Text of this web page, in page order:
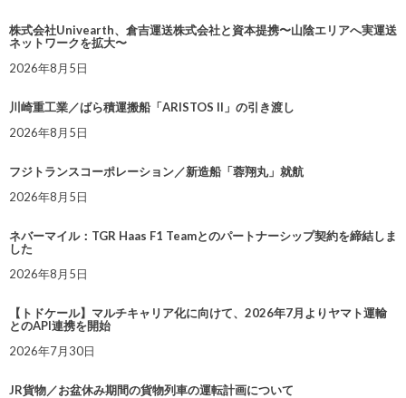
株式会社Univearth、倉吉運送株式会社と資本提携〜山陰エリアへ実運送
ネットワークを拡大〜
2026年8月5日
川崎重工業／ばら積運搬船「ARISTOS II」の引き渡し
2026年8月5日
フジトランスコーポレーション／新造船「蓉翔丸」就航
2026年8月5日
ネバーマイル：TGR Haas F1 Teamとのパートナーシップ契約を締結しま
した
2026年8月5日
【トドケール】マルチキャリア化に向けて、2026年7月よりヤマト運輸
とのAPI連携を開始
2026年7月30日
JR貨物／お盆休み期間の貨物列車の運転計画について